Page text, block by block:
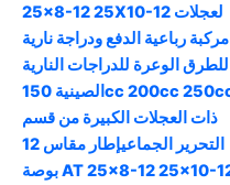
25×8-12 25X10-12 لعجلات
مركبة رباعية الدفع ودراجة نارية
للطرق الوعرة للدراجات النارية
الصينية 150cc 200cc 250cc
ذات العجلات الكبيرة من قسم
التحرير الجماعيإطار مقاس 12
بوصة AT 25×8-12 25×10-12